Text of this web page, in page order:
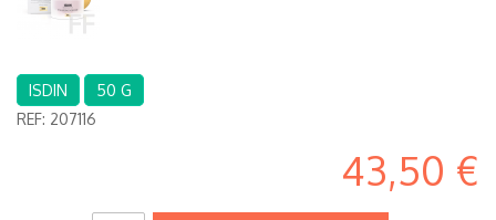
ISDIN
50 G
REF: 207116
43,50 €